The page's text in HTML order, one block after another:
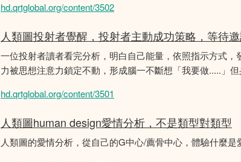
hd.qrtglobal.org/content/3502
人類圖投射者覺醒，投射者主動成功策略，等待
一位投射者讀者看完分析，明白自己能量，依照指示方式
力被思想注意力鎖定不動，形成腦一不斷想「我要做.....」但
hd.qrtglobal.org/content/3501
人類圖human design愛情分析，不是類型對類型
人類圖的愛情分析，從自己的G中心/薦骨中心，體驗什麼